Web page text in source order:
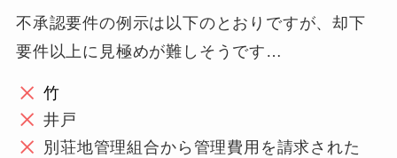
不承認要件の例示は以下のとおりですが、却下
要件以上に見極めが難しそうです…
竹
井戸
別荘地管理組合から管理費用を請求された